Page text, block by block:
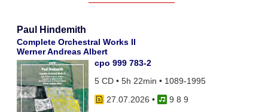
Paul Hindemith
Complete Orchestral Works II
Werner Andreas Albert
cpo 999 783-2
5 CD • 5h 22min • 1089-1995
27.07.2026 •
9 8 9